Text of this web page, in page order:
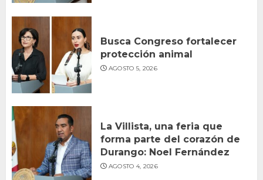
Busca Congreso fortalecer
protección animal
AGOSTO 5, 2026
La Villista, una feria que
forma parte del corazón de
Durango: Noel Fernández
AGOSTO 4, 2026